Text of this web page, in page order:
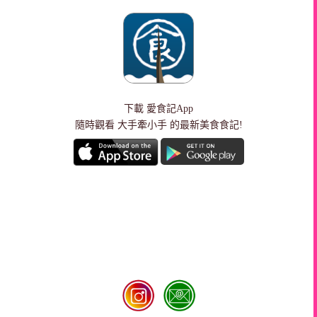
下載 愛食記App
隨時觀看 大手牽小手 的最新美食食記!